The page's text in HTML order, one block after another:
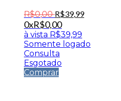
R$0,00 R$39,99
0xR$0,00
à vista R$39,99
Somente logado
Consulta
Esgotado
Comprar